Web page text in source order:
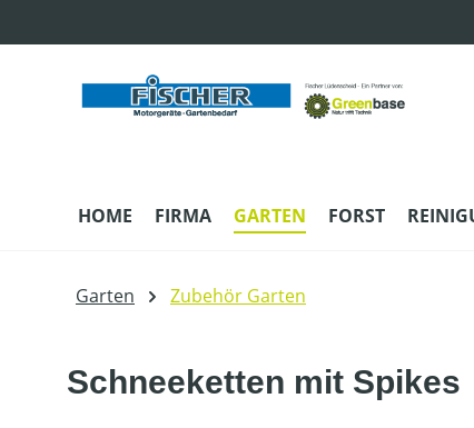
HOME FIRMA GARTEN FORST
Garten Zubehör Garten
Schneeketten mit Spikes